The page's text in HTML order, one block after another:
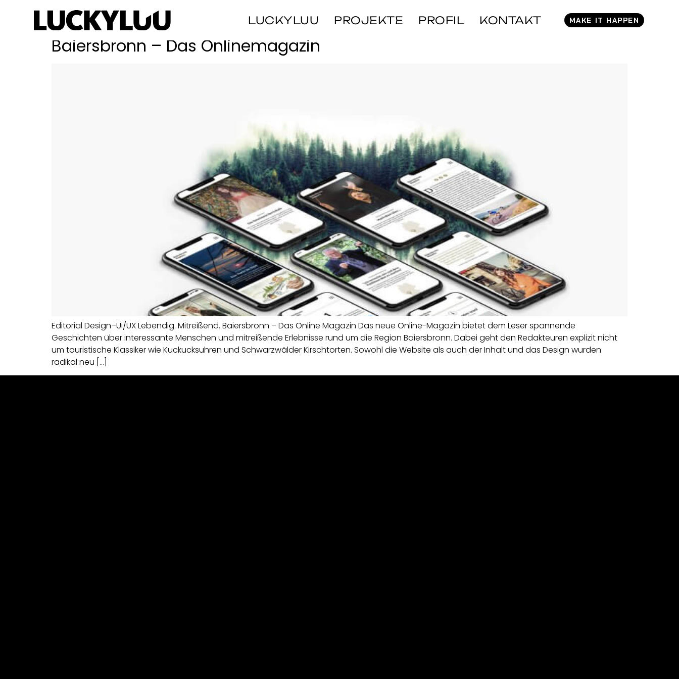
LUCKYLUU PROJEKTE PROFIL KONTAKT MAKE IT HAPPEN
Schlagwort: Kirsche
Baiersbronn – Das Onlinemagazin
Editorial Design–Ui/UX Lebendig. Mitreißend. Baiersbronn – Das Online Magazin Das neue Online-Magazin bietet dem Leser spannende
Geschichten über interessante Menschen und mitreißende Erlebnisse rund um die Region Baiersbronn. Dabei geht den Redakteuren explizit nicht
um touristische Klassiker wie Kuckucksuhren und Schwarzwälder Kirschtorten. Sowohl die Website als auch der Inhalt und das Design wurden
radikal neu […]